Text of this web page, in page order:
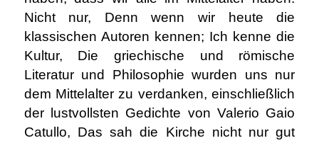
Nicht nur, Denn wenn wir heute die
klassischen Autoren kennen; Ich kenne die
Kultur, Die griechische und römische
Literatur und Philosophie wurden uns nur
dem Mittelalter zu verdanken, einschließlich
der lustvollsten Gedichte von Valerio Gaio
Catullo, Das sah die Kirche nicht nur gut